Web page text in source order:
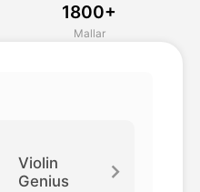
1800+
Mallar
Violin
Genius